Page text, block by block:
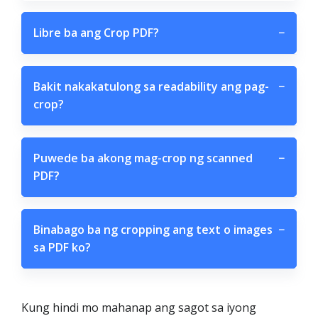
Libre ba ang Crop PDF? −
Bakit nakakatulong sa readability ang pag-
crop?
−
Puwede ba akong mag-crop ng scanned
PDF?
−
Binabago ba ng cropping ang text o images
sa PDF ko?
−
Kung hindi mo mahanap ang sagot sa iyong